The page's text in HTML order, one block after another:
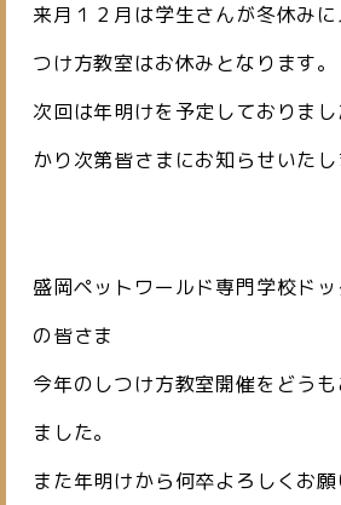
来月１２月は学生さんが冬休み
つけ方教室はお休みとなります。
次回は年明けを予定しておりま
かり次第皆さまにお知らせいたし
盛岡ペットワールド専門学校ド
の皆さま
今年のしつけ方教室開催をどう
ました。
また年明けから何卒よろしくお願